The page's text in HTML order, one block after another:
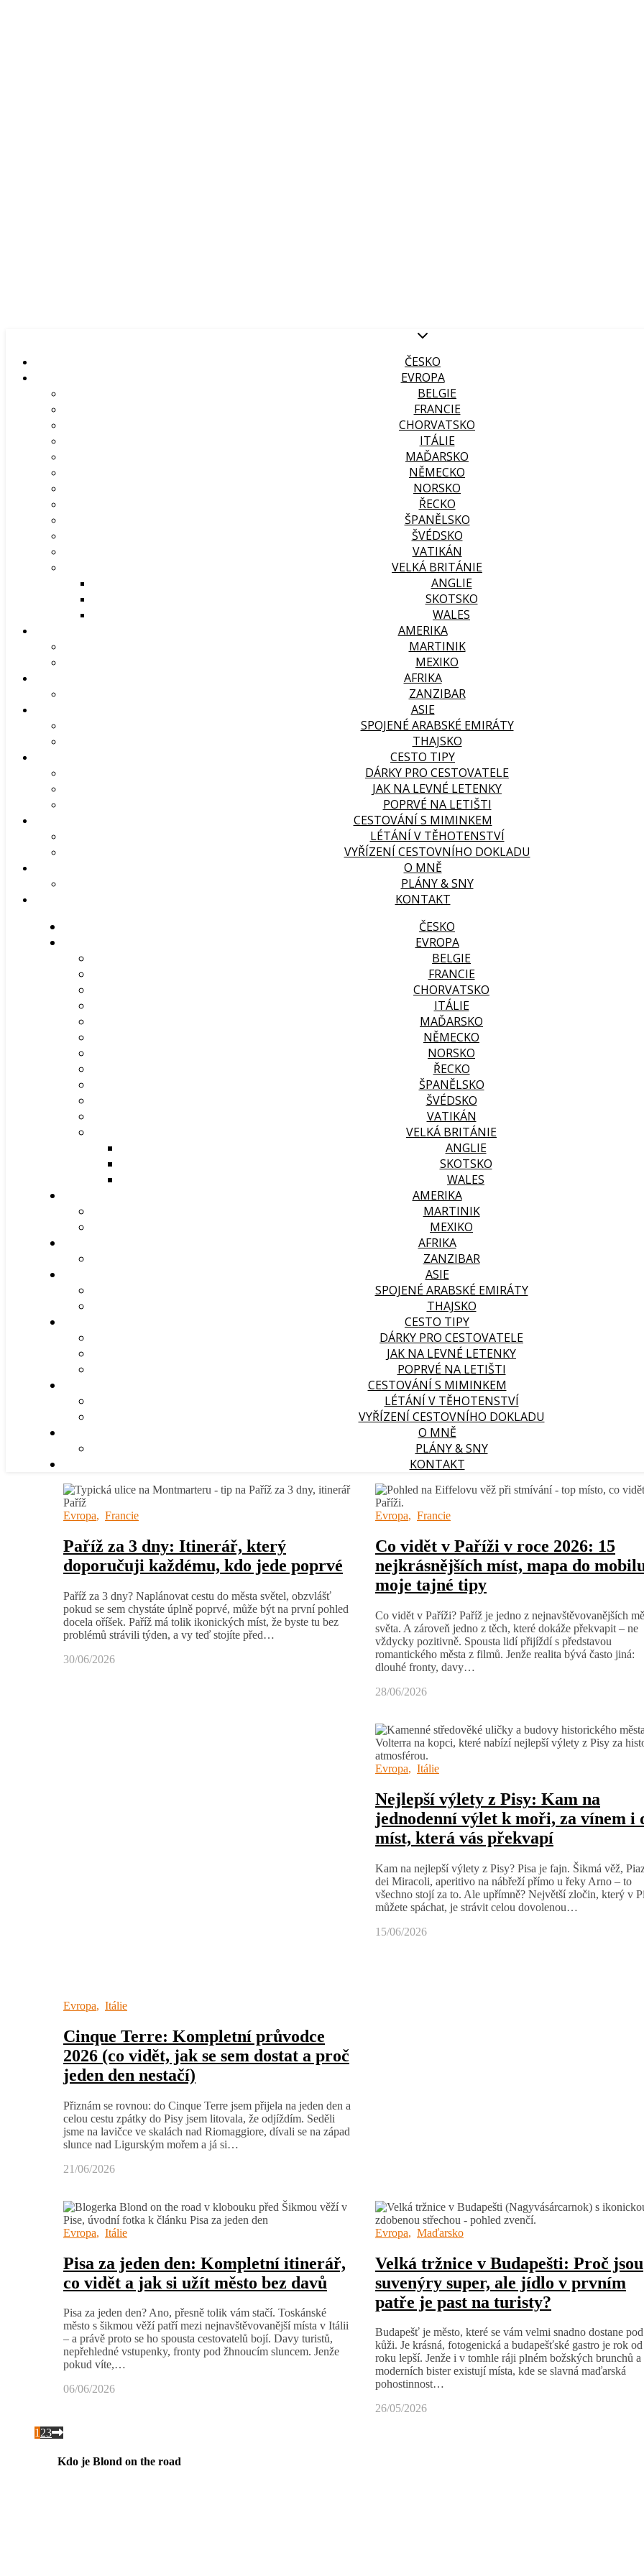
ČESKO
EVROPA
BELGIE
FRANCIE
CHORVATSKO
ITÁLIE
MAĎARSKO
NĚMECKO
NORSKO
ŘECKO
ŠPANĚLSKO
ŠVÉDSKO
VATIKÁN
VELKÁ BRITÁNIE
ANGLIE
SKOTSKO
WALES
AMERIKA
MARTINIK
MEXIKO
AFRIKA
ZANZIBAR
ASIE
SPOJENÉ ARABSKÉ EMIRÁTY
THAJSKO
CESTO TIPY
DÁRKY PRO CESTOVATELE
JAK NA LEVNÉ LETENKY
POPRVÉ NA LETIŠTI
CESTOVÁNÍ S MIMINKEM
LÉTÁNÍ V TĚHOTENSTVÍ
VYŘÍZENÍ CESTOVNÍHO DOKLADU
O MNĚ
PLÁNY & SNY
KONTAKT
ČESKO
EVROPA
BELGIE
FRANCIE
CHORVATSKO
ITÁLIE
MAĎARSKO
NĚMECKO
NORSKO
ŘECKO
ŠPANĚLSKO
ŠVÉDSKO
VATIKÁN
VELKÁ BRITÁNIE
ANGLIE
SKOTSKO
WALES
AMERIKA
MARTINIK
MEXIKO
AFRIKA
ZANZIBAR
ASIE
SPOJENÉ ARABSKÉ EMIRÁTY
THAJSKO
CESTO TIPY
DÁRKY PRO CESTOVATELE
JAK NA LEVNÉ LETENKY
POPRVÉ NA LETIŠTI
CESTOVÁNÍ S MIMINKEM
LÉTÁNÍ V TĚHOTENSTVÍ
VYŘÍZENÍ CESTOVNÍHO DOKLADU
O MNĚ
PLÁNY & SNY
KONTAKT
Evropa, Francie
Paříž za 3 dny: Itinerář, který
doporučuji každému, kdo jede poprvé
Paříž za 3 dny? Naplánovat cestu do města světel, obzvlášť
pokud se sem chystáte úplně poprvé, může být na první pohled
docela oříšek. Paříž má tolik ikonických míst, že byste tu bez
problémů strávili týden, a vy teď stojíte před…
30/06/2026
Evropa, Francie
Co vidět v Paříži v roce 2026: 15
nejkrásnějších míst, mapa do
moje tajné tipy
Co vidět v Paříži? Paříž je jedno z nejnavštěvovanějších
světa. A zároveň jedno z těch, které dokáže překvapit – ne
vždycky pozitivně. Spousta lidí přijíždí s představou
romantického města z filmů. Jenže realita bývá často jiná:
dlouhé fronty, davy…
28/06/2026
Evropa, Itálie
Cinque Terre: Kompletní průvodce
2026 (co vidět, jak se sem dostat a proč
jeden den nestačí)
Přiznám se rovnou: do Cinque Terre jsem přijela na jeden den a
celou cestu zpátky do Pisy jsem litovala, že odjíždím. Seděli
jsme na lavičce ve skalách nad Riomaggiore, dívali se na západ
slunce nad Ligurským mořem a já si…
21/06/2026
Evropa, Itálie
Nejlepší výlety z Pisy: Kam na
jednodenní výlet k moři, za vínem i
míst, která vás překvapí
Kam na nejlepší výlety z Pisy? Pisa je fajn. Šikmá věž,
dei Miracoli, aperitivo na nábřeží přímo u řeky Arno – to
všechno stojí za to. Ale upřímně? Největší zločin, který v
můžete spáchat, je strávit celou dovolenou…
15/06/2026
Evropa, Itálie
Pisa za jeden den: Kompletní itinerář,
co vidět a jak si užít město bez davů
Pisa za jeden den? Ano, přesně tolik vám stačí. Toskánské
město s šikmou věží patří mezi nejnavštěvovanější místa v Itálii
– a právě proto se ho spousta cestovatelů bojí. Davy turistů,
nepřehledné vstupenky, fronty pod žhnoucím sluncem. Jenže
pokud víte,…
06/06/2026
Evropa, Maďarsko
Velká tržnice v Budapešti: Proč jsou
suvenýry super, ale jídlo v prvním
patře je past na turisty?
Budapešť je město, které se vám velmi snadno dostane pod
kůži. Je krásná, fotogenická a budapešťské gastro je rok od
roku lepší. Jenže i v tomhle ráji plném božských brunchů a
moderních bister existují místa, kde se slavná maďarská
pohostinnost…
26/05/2026
123
Kdo je Blond on the road